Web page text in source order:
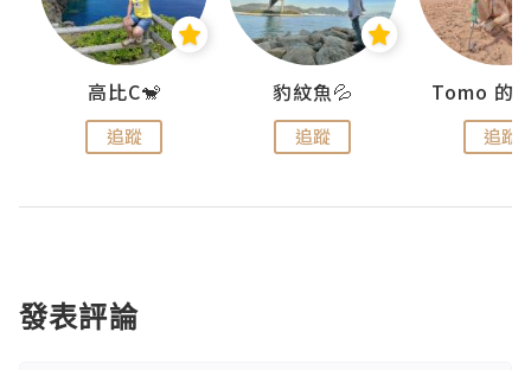
高比C🐒
追蹤
豹紋魚💦
追蹤 追蹤
發表評論